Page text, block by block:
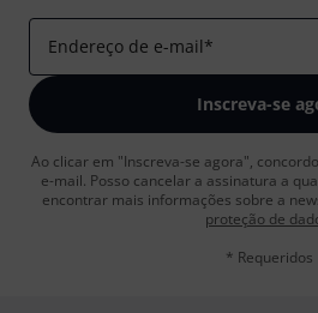
Endereço de e-mail*
Inscreva-se
Ao clicar em "Inscreva-se agora",
e-mail. Posso cancelar a assinatura a
encontrar mais informações sobre a
proteção de
* Requeridos